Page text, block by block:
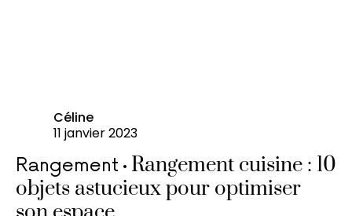
Céline
11 janvier 2023
Rangement
Rangement cuisine : 10
objets astucieux pour optimiser